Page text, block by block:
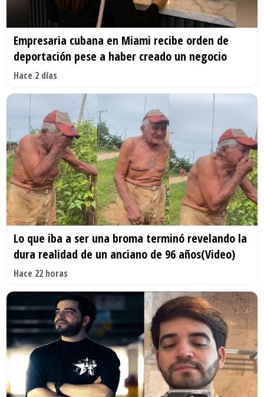
Empresaria cubana en Miami recibe orden de
deportación pese a haber creado un negocio
Hace 2 días
Lo que iba a ser una broma terminó revelando la
dura realidad de un anciano de 96 años(Video)
Hace 22 horas